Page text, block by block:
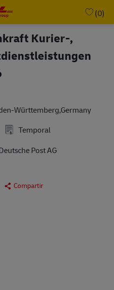
content
(0)
Kurier-,
Württemberg,Germany
Temporal
Post AG
Compartir